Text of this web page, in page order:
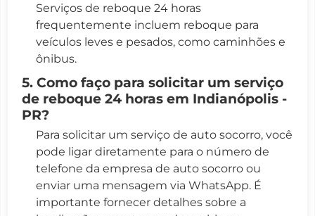
Serviços de reboque 24 horas
frequentemente incluem reboque para
veículos leves e pesados, como caminhões e
ônibus.
5. Como faço para solicitar um serviço
de reboque 24 horas em Indianópolis -
PR?
Para solicitar um serviço de auto socorro, você
pode ligar diretamente para o número de
telefone da empresa de auto socorro ou
enviar uma mensagem via WhatsApp. É
importante fornecer detalhes sobre a